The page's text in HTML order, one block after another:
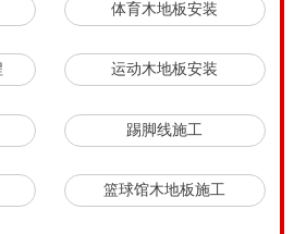
少震动、对球的反弹性能良好、
为坚硬的篮球场木地板提供独特
少运动员在地板上因弹跳所带来
板哪一家好？哪些的演出舞台木
木地板生产厂家制作的演出舞台
体育木地板安装
运动木地板安装
踢脚线施工
篮球馆木地板施工